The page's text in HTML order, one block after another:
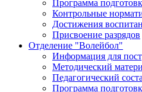
Программа
Контрольные
Достижения
Присвоение разрядов
Отделение "Волейбол"
Информация для
Методический
Педагогический
Программа